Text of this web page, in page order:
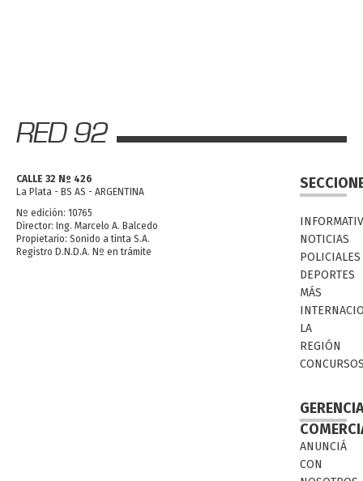
CALLE 32 Nº 426
La Plata - BS AS - ARGENTINA
Nº edición: 10765
Director: Ing. Marcelo A. Balcedo
Propietario: Sonido a tinta S.A.
Registro D.N.D.A. Nº en trámite
NOTICIAS
POLICIALES
DEPORTES
MÁS
LA
REGIÓN
ANUNCIÁ
CON